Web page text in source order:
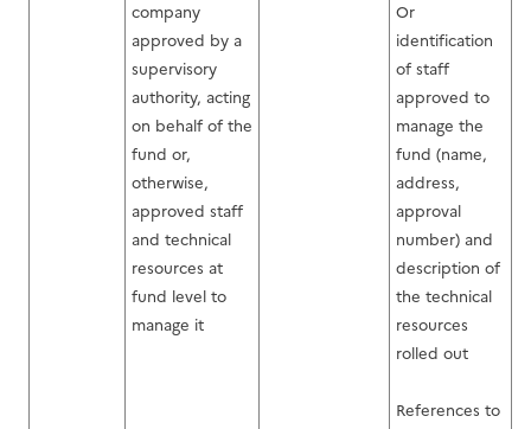
company
approved by a
supervisory
authority, acting
on behalf of the
fund or,
otherwise,
approved staff
and technical
resources at
fund level to
manage it
Or
identification
of staff
approved to
manage the
fund (name,
address,
approval
number) and
description of
the technical
resources
rolled out
References to